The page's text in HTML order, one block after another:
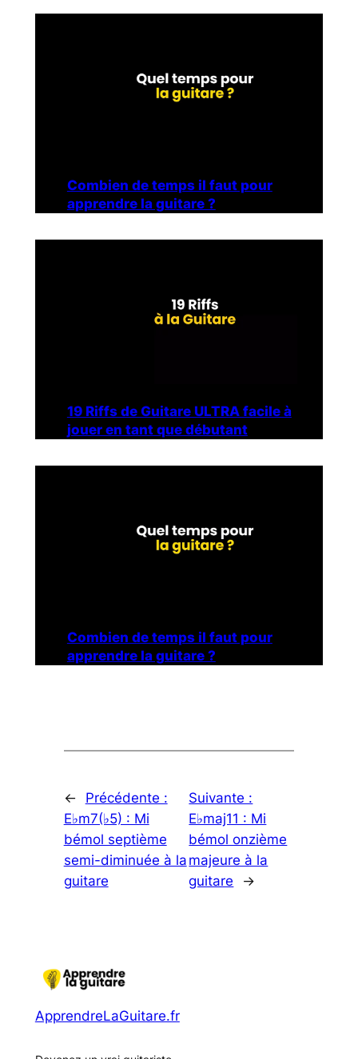
Combien de temps il faut pour
apprendre la guitare ?
19 Riffs de Guitare ULTRA facile à
jouer en tant que débutant
Combien de temps il faut pour
apprendre la guitare ?
←
Précédente :
E♭m7(♭5) : Mi
bémol septième
semi-diminuée à la
guitare
Suivante :
E♭maj11 : Mi
bémol onzième
majeure à la
guitare
→
ApprendreLaGuitare.fr